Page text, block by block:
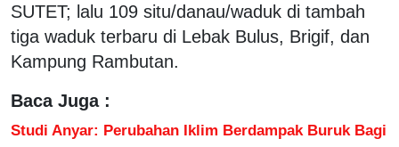
SUTET; lalu 109 situ/danau/waduk di tambah
tiga waduk terbaru di Lebak Bulus, Brigif, dan
Kampung Rambutan.
Baca Juga :
Studi Anyar: Perubahan Iklim Berdampak Buruk Bagi